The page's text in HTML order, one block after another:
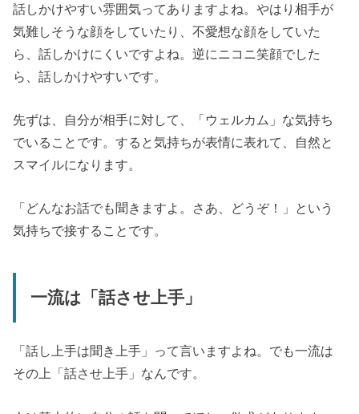
話しかけやすい雰囲気ってありますよね。やはり相手が
気難しそうな顔をしていたり、不愛想な顔をしていた
ら、話しかけにくいですよね。逆にニコニ笑顔でした
ら、話しかけやすいです。
先ずは、自分が相手に対して、「ウェルカム」な気持ち
でいることです。すると気持ちが表情に表れて、自然と
スマイルになります。
「どんなお話でも聞きますよ。さあ、どうぞ！」という
気持ちで接することです。
一流は「話させ上手」
「話し上手は聞き上手」って言いますよね。でも一流は
その上「話させ上手」なんです。